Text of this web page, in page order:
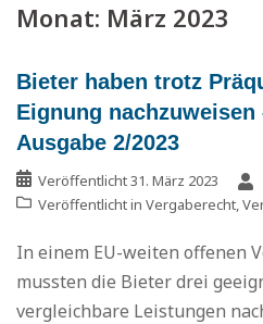
Monat: März 2023
Bieter haben trotz
Eignung
Ausgabe 2/2023
Veröffentlicht31. März 2023
Veröffentlicht in Vergaberecht,
In einem EU-weiten offenen
mussten die Bieter drei
vergleichbare Leistungen